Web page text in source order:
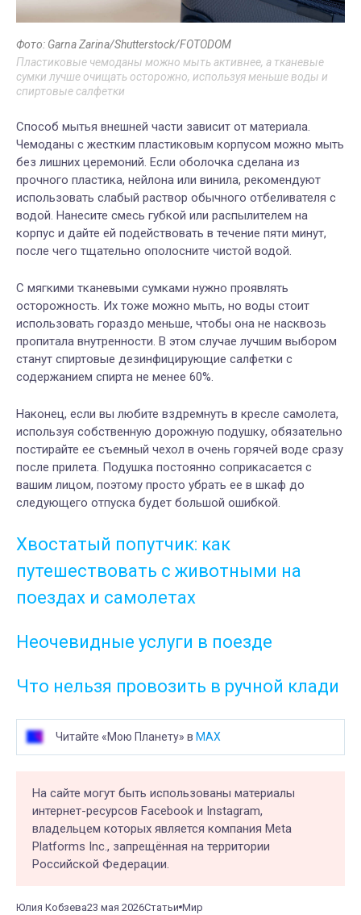
Фото: Garna Zarina/Shutterstock/FOTODOM
Пластиковые чемоданы можно мыть активнее, а тканевые
сумки лучше очищать осторожно, используя меньше воды и
спиртовые салфетки
Способ мытья внешней части зависит от материала.
Чемоданы с жестким пластиковым корпусом можно мыть
без лишних церемоний. Если оболочка сделана из
прочного пластика, нейлона или винила, рекомендуют
использовать слабый раствор обычного отбеливателя с
водой. Нанесите смесь губкой или распылителем на
корпус и дайте ей подействовать в течение пяти минут,
после чего тщательно ополосните чистой водой.
С мягкими тканевыми сумками нужно проявлять
осторожность. Их тоже можно мыть, но воды стоит
использовать гораздо меньше, чтобы она не насквозь
пропитала внутренности. В этом случае лучшим выбором
станут спиртовые дезинфицирующие салфетки с
содержанием спирта не менее 60%.
Наконец, если вы любите вздремнуть в кресле самолета,
используя собственную дорожную подушку, обязательно
постирайте ее съемный чехол в очень горячей воде сразу
после прилета. Подушка постоянно соприкасается с
вашим лицом, поэтому просто убрать ее в шкаф до
следующего отпуска будет большой ошибкой.
Хвостатый попутчик: как
путешествовать с животными на
поездах и самолетах
Неочевидные услуги в поезде
Что нельзя провозить в ручной клади
Читайте «Мою Планету» в MAX
На сайте могут быть использованы материалы
интернет-ресурсов Facebook и Instagram,
владельцем которых является компания Meta
Platforms Inc., запрещённая на территории
Российской Федерации.
Юлия Кобзева23 мая 2026Статьи Мир